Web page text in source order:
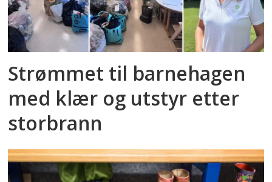
Strømmet til barnehagen
med klær og utstyr etter
storbrann